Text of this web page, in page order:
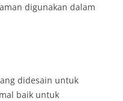
digunakan dalam
didesain untuk
baik untuk